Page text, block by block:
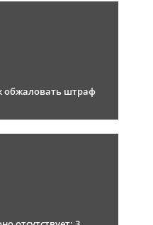
обжаловать штраф